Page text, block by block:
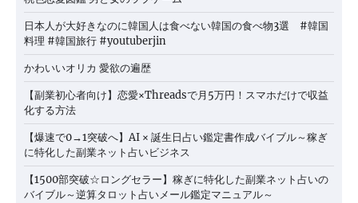
日本人が大好きなのに韓国人は食べない韓国の食べ物3選 #韓国
料理 #韓国旅行 #youtuberjin
かわいいオリカ 愛欲の遍歴
【副業初心者向け】恋愛×Threadsで月5万円！スマホだけで収益
化する方法
【爆速で0→1突破へ】AI × 誕生日占い鑑定書作成バイブル～稼ぎ
に特化した副業ネット占いビジネス
【1500部突破☆ロングセラー】稼ぎに特化した副業ネット占いの
バイブル～逆算タロット占いメール鑑定マニュアル～